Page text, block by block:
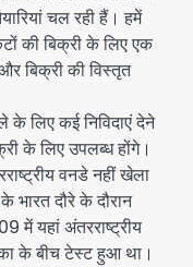
चल रही हैं। हमें
की बिक्री के लिए एक
बिक्री की विस्तृत
के लिए कई निविदाएं देने
के लिए उपलब्ध होंगे।
वनडे नहीं खेला
भारत दौरे के दौरान
में यहां अंतरराष्ट्रीय
के बीच टेस्ट हुआ था।